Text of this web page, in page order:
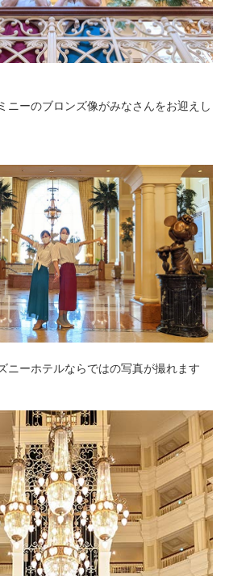
ニーのブロンズ像がみなさんをお迎えし
ニーホテルならではの写真が撮れます